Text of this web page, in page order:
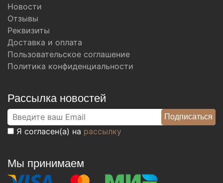
Новости
Отзывы
Реквизиты
Доставка и оплата
Пользовательское соглашение
Политика конфиденциальности
Рассылка новостей
Я согласен(а) на рассылку
Мы принимаем